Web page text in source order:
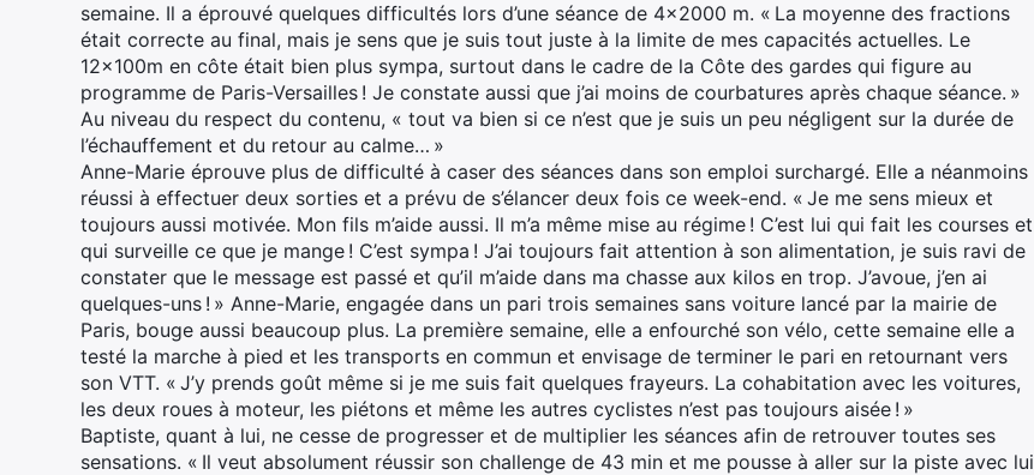
semaine. Il a éprouvé quelques difficultés lors d’une séance de 4×2000 m. « La moyenne des fractions
était correcte au final, mais je sens que je suis tout juste à la limite de mes capacités actuelles. Le
12x100m en côte était bien plus sympa, surtout dans le cadre de la Côte des gardes qui figure au
programme de Paris-Versailles ! Je constate aussi que j’ai moins de courbatures après chaque séance. »
Au niveau du respect du contenu, « tout va bien si ce n’est que je suis un peu négligent sur la durée de
l’échauffement et du retour au calme… »
Anne-Marie éprouve plus de difficulté à caser des séances dans son emploi surchargé. Elle a néanmoins
réussi à effectuer deux sorties et a prévu de s’élancer deux fois ce week-end. « Je me sens mieux et
toujours aussi motivée. Mon fils m’aide aussi. Il m’a même mise au régime ! C’est lui qui fait les courses et
qui surveille ce que je mange ! C’est sympa ! J’ai toujours fait attention à son alimentation, je suis ravi de
constater que le message est passé et qu’il m’aide dans ma chasse aux kilos en trop. J’avoue, j’en ai
quelques-uns ! » Anne-Marie, engagée dans un pari trois semaines sans voiture lancé par la mairie de
Paris, bouge aussi beaucoup plus. La première semaine, elle a enfourché son vélo, cette semaine elle a
testé la marche à pied et les transports en commun et envisage de terminer le pari en retournant vers
son VTT. « J’y prends goût même si je me suis fait quelques frayeurs. La cohabitation avec les voitures,
les deux roues à moteur, les piétons et même les autres cyclistes n’est pas toujours aisée ! »
Baptiste, quant à lui, ne cesse de progresser et de multiplier les séances afin de retrouver toutes ses
sensations. « Il veut absolument réussir son challenge de 43 min et me pousse à aller sur la piste avec lui